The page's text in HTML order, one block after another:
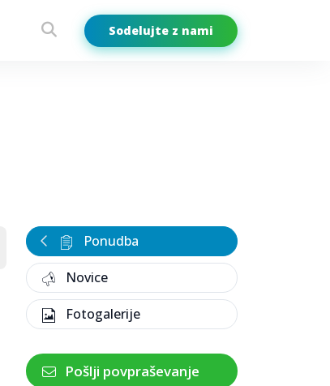
Sodelujte z nami
Ponudba
Novice
Fotogalerije
Pošlji povpraševanje